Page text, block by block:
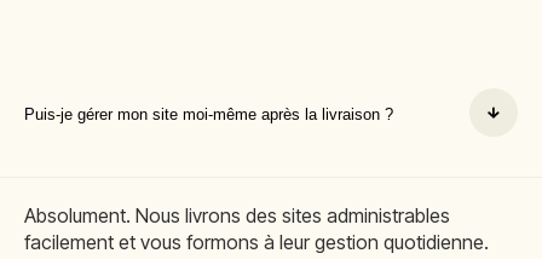
Puis-je gérer mon site moi-même après la livraison ?
Absolument. Nous livrons des sites administrables
facilement et vous formons à leur gestion quotidienne.